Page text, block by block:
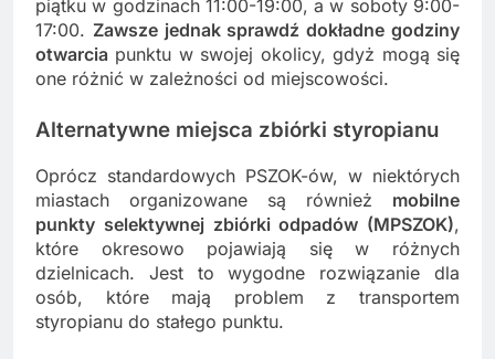
piątku w godzinach 11:00-19:00, a w soboty 9:00-
17:00. Zawsze jednak sprawdź dokładne godziny
otwarcia punktu w swojej okolicy, gdyż mogą się
one różnić w zależności od miejscowości.
Alternatywne miejsca zbiórki styropianu
Oprócz standardowych PSZOK-ów, w niektórych
miastach organizowane są również mobilne
punkty selektywnej zbiórki odpadów (MPSZOK),
które okresowo pojawiają się w różnych
dzielnicach. Jest to wygodne rozwiązanie dla
osób, które mają problem z transportem
styropianu do stałego punktu.